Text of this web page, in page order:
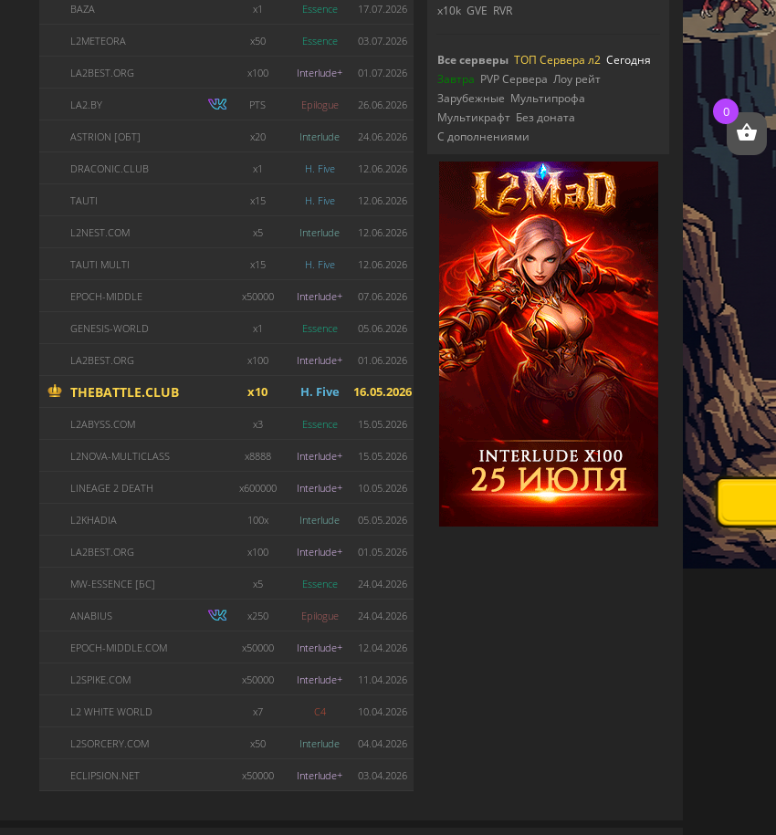
BAZA x1 Essence 17.07.2026
L2METEORA x50 Essence 03.07.2026
LA2BEST.ORG x100 Interlude+ 01.07.2026
LA2.BY PTS Epilogue 26.06.2026
ASTRION [ОБТ] x20 Interlude 24.06.2026
DRACONIC.CLUB x1 H. Five 12.06.2026
TAUTI x15 H. Five 12.06.2026
L2NEST.COM x5 Interlude 12.06.2026
TAUTI MULTI x15 H. Five 12.06.2026
EPOCH-MIDDLE x50000 Interlude+ 07.06.2026
GENESIS-WORLD x1 Essence 05.06.2026
LA2BEST.ORG x100 Interlude+ 01.06.2026
THEBATTLE.CLUB x10 H. Five 16.05.2026
L2ABYSS.COM x3 Essence 15.05.2026
L2NOVA-MULTICLASS x8888 Interlude+ 15.05.2026
LINEAGE 2 DEATH x600000 Interlude+ 10.05.2026
L2KHADIA 100x Interlude 05.05.2026
LA2BEST.ORG x100 Interlude+ 01.05.2026
MW-ESSENCE [БС] x5 Essence 24.04.2026
ANABIUS x250 Epilogue 24.04.2026
EPOCH-MIDDLE.COM x50000 Interlude+ 12.04.2026
L2SPIKE.COM x50000 Interlude+ 11.04.2026
L2 WHITE WORLD x7 C4 10.04.2026
L2SORCERY.COM x50 Interlude 04.04.2026
ECLIPSION.NET x50000 Interlude+ 03.04.2026
x10k GVE RVR
Все серверы ТОП Сервера л2 Сегодня
Завтра PVP Сервера Лоу рейт
Зарубежные Мультипрофа
Мультикрафт Без доната
С дополнениями
0